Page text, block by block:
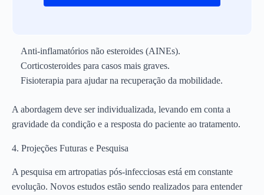
Anti-inflamatórios não esteroides (AINEs).
Corticosteroides para casos mais graves.
Fisioterapia para ajudar na recuperação da mobilidade.
A abordagem deve ser individualizada, levando em conta a
gravidade da condição e a resposta do paciente ao tratamento.
4. Projeções Futuras e Pesquisa
A pesquisa em artropatias pós-infecciosas está em constante
evolução. Novos estudos estão sendo realizados para entender